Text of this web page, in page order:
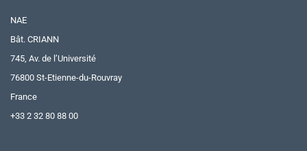
NAE
Bât. CRIANN
745, Av. de l’Université
76800 St-Etienne-du-Rouvray
France
+33 2 32 80 88 00